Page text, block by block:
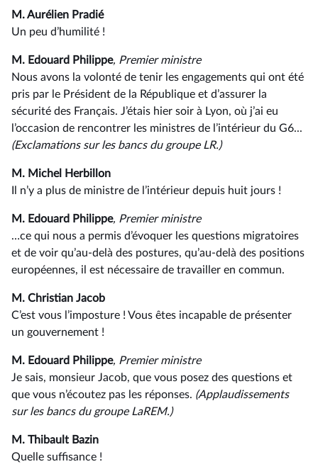
M. Aurélien Pradié
Un peu d’humilité !
M. Edouard Philippe, Premier ministre
Nous avons la volonté de tenir les engagements qui ont été
pris par le Président de la République et d’assurer la
sécurité des Français. J’étais hier soir à Lyon, où j’ai eu
l’occasion de rencontrer les ministres de l’intérieur du G6...
(Exclamations sur les bancs du groupe LR.)
M. Michel Herbillon
Il n’y a plus de ministre de l’intérieur depuis huit jours !
M. Edouard Philippe, Premier ministre
…ce qui nous a permis d’évoquer les questions migratoires
et de voir qu’au-delà des postures, qu’au-delà des positions
européennes, il est nécessaire de travailler en commun.
M. Christian Jacob
C’est vous l’imposture ! Vous êtes incapable de présenter
un gouvernement !
M. Edouard Philippe, Premier ministre
Je sais, monsieur Jacob, que vous posez des questions et
que vous n’écoutez pas les réponses. (Applaudissements
sur les bancs du groupe LaREM.)
M. Thibault Bazin
Quelle suffisance !